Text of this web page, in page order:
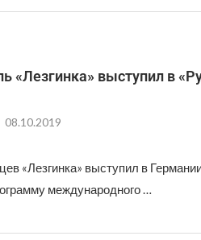
«Лезгинка» выступил в
08.10.2019
«Лезгинка» выступил в
международного …